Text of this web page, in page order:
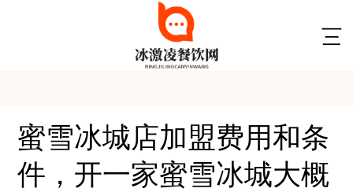
蜜雪冰城店加盟费用和条
件，开一家蜜雪冰城大概